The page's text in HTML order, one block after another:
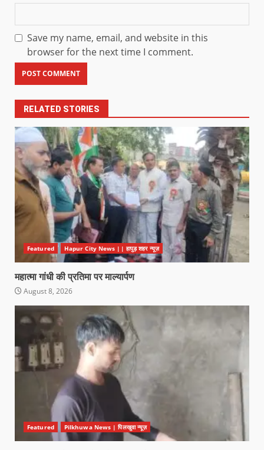
Save my name, email, and website in this
browser for the next time I comment.
RELATED STORIES
Featured Hapur City News || हापुड़ शहर न्यूज़
महात्मा गांधी की प्रतिमा पर माल्यार्पण
August 8, 2026
Featured Pilkhuwa News | पिलखुवा न्यूज़